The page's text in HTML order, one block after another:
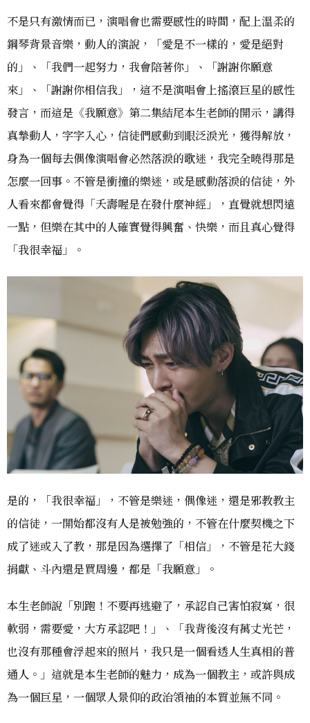
不是只有激情而已，演唱會也需要感性的時間，配上溫柔的
鋼琴背景音樂，動人的演說，「愛是不一樣的，愛是絕對
的」、「我們一起努力，我會陪著你」、「謝謝你願意
來」、「謝謝你相信我」，這不是演唱會上搖滾巨星的感性
發言，而這是《我願意》第二集結尾本生老師的開示，講得
真摯動人，字字入心，信徒們感動到眼泛淚光，獲得解放，
身為一個每去偶像演唱會必然落淚的歌迷，我完全曉得那是
怎麼一回事。不管是衝撞的樂迷，或是感動落淚的信徒，外
人看來都會覺得「夭壽喔是在發什麼神經」，直覺就想閃遠
一點，但樂在其中的人確實覺得興奮、快樂，而且真心覺得
「我很幸福」。
是的，「我很幸福」，不管是樂迷，偶像迷，還是邪教教主
的信徒，一開始都沒有人是被勉強的，不管在什麼契機之下
成了迷或入了教，那是因為選擇了「相信」，不管是花大錢
捐獻、斗內還是買周邊，都是「我願意」。
本生老師說「別跑！不要再逃避了，承認自己害怕寂寞，很
軟弱，需要愛，大方承認吧！」、「我背後沒有萬丈光芒，
也沒有那種會浮起來的照片，我只是一個看透人生真相的普
通人。」這就是本生老師的魅力，成為一個教主，或許與成
為一個巨星，一個眾人景仰的政治領袖的本質並無不同。